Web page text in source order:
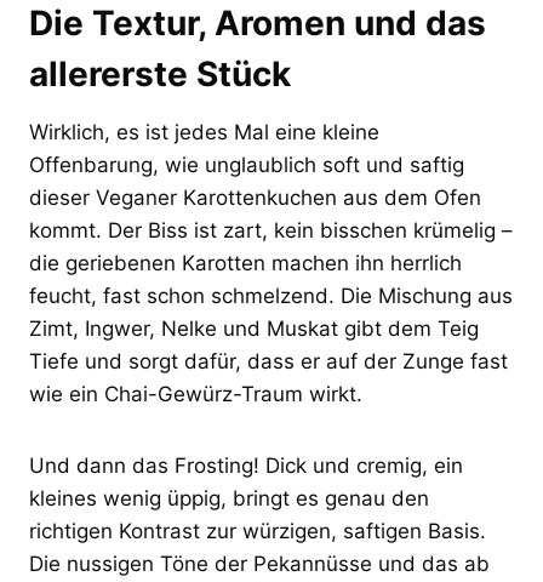
Die Textur, Aromen und das
allererste Stück
Wirklich, es ist jedes Mal eine kleine
Offenbarung, wie unglaublich soft und saftig
dieser Veganer Karottenkuchen aus dem Ofen
kommt. Der Biss ist zart, kein bisschen krümelig –
die geriebenen Karotten machen ihn herrlich
feucht, fast schon schmelzend. Die Mischung aus
Zimt, Ingwer, Nelke und Muskat gibt dem Teig
Tiefe und sorgt dafür, dass er auf der Zunge fast
wie ein Chai-Gewürz-Traum wirkt.
Und dann das Frosting! Dick und cremig, ein
kleines wenig üppig, bringt es genau den
richtigen Kontrast zur würzigen, saftigen Basis.
Die nussigen Töne der Pekannüsse und das ab